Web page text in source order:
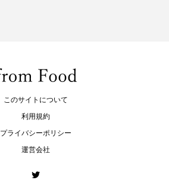
このサイトについて
利用規約
プライバシーポリシー
運営会社